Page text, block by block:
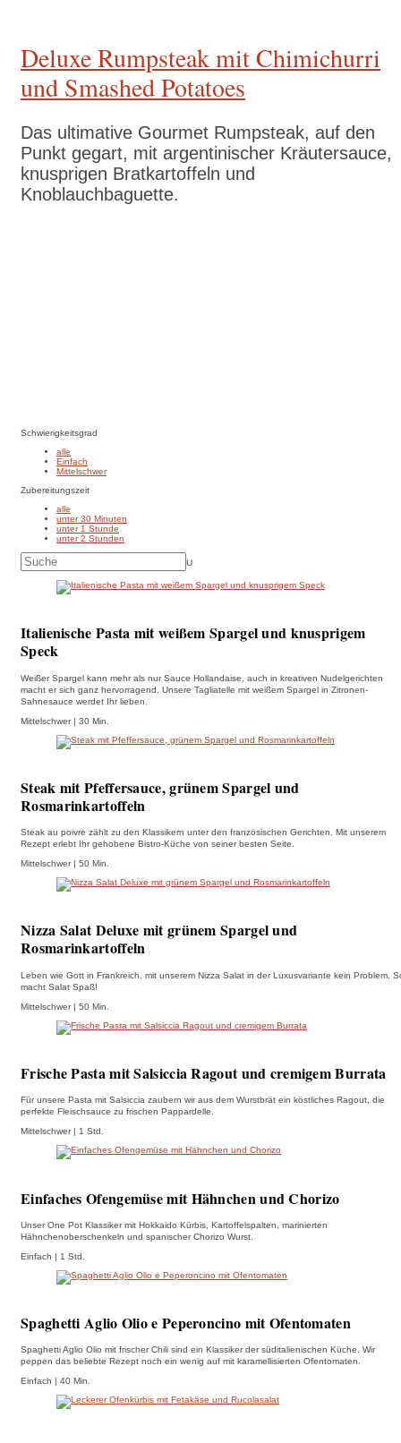
Deluxe Rumpsteak mit Chimichurri
und Smashed Potatoes
Das ultimative Gourmet Rumpsteak, auf den
Punkt gegart, mit argentinischer Kräutersauce,
knusprigen Bratkartoffeln und
Knoblauchbaguette.
Schwierigkeitsgrad
alle
Einfach
Mittelschwer
Zubereitungszeit
alle
unter 30 Minuten
unter 1 Stunde
unter 2 Stunden
U
Italienische Pasta mit weißem Spargel und knusprigem
Speck
Weißer Spargel kann mehr als nur Sauce Hollandaise, auch in kreativen Nudelgerichten
macht er sich ganz hervorragend. Unsere Tagliatelle mit weißem Spargel in Zitronen-
Sahnesauce werdet Ihr lieben.
Mittelschwer | 30 Min.
Steak mit Pfeffersauce, grünem Spargel und
Rosmarinkartoffeln
Steak au poivre zählt zu den Klassikern unter den französischen Gerichten. Mit unserem
Rezept erlebt Ihr gehobene Bistro-Küche von seiner besten Seite.
Mittelschwer | 50 Min.
Nizza Salat Deluxe mit grünem Spargel und
Rosmarinkartoffeln
Leben wie Gott in Frankreich, mit unserem Nizza Salat in der Luxusvariante kein Problem.
macht Salat Spaß!
Mittelschwer | 50 Min.
Frische Pasta mit Salsiccia Ragout und cremigem Burrata
Für unsere Pasta mit Salsiccia zaubern wir aus dem Wurstbrät ein köstliches Ragout, die
perfekte Fleischsauce zu frischen Pappardelle.
Mittelschwer | 1 Std.
Einfaches Ofengemüse mit Hähnchen und Chorizo
Unser One Pot Klassiker mit Hokkaido Kürbis, Kartoffelspalten, marinierten
Hähnchenoberschenkeln und spanischer Chorizo Wurst.
Einfach | 1 Std.
Spaghetti Aglio Olio e Peperoncino mit Ofentomaten
Spaghetti Aglio Olio mit frischer Chili sind ein Klassiker der süditalienischen Küche. Wir
peppen das beliebte Rezept noch ein wenig auf mit karamellisierten Ofentomaten.
Einfach | 40 Min.